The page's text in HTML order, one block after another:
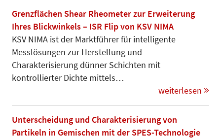
Grenzflächen Shear Rheometer zur Erweiterung
Ihres Blickwinkels – ISR Flip von KSV NIMA
KSV NIMA ist der Marktführer für intelligente
Messlösungen zur Herstellung und
Charakterisierung dünner Schichten mit
kontrollierter Dichte mittels…
weiterlesen
Unterscheidung und Charakterisierung von
Partikeln in Gemischen mit der SPES-Technologie